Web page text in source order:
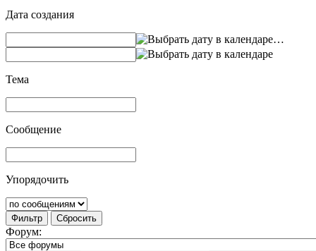
Дата создания
…
Тема
Сообщение
Упорядочить
Фильтр Сбросить
Форум: